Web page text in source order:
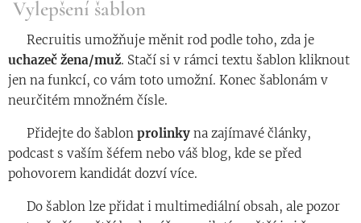
Vylepšení šablon
◾️ Recruitis umožňuje měnit rod podle toho, zda je
uchazeč žena/muž. Stačí si v rámci textu šablon kliknout
jen na funkcí, co vám toto umožní. Konec šablonám v
neurčitém množném čísle.
◾️ Přidejte do šablon prolinky na zajímavé články,
podcast s vaším šéfem nebo váš blog, kde se před
pohovorem kandidát dozví více.
◾️ Do šablon lze přidat i multimediální obsah, ale pozor